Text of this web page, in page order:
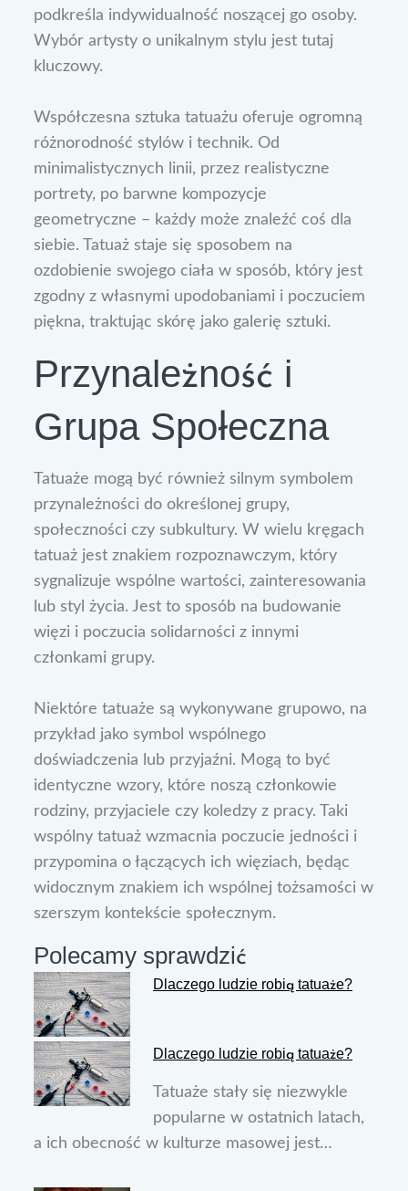
podkreśla indywidualność noszącej go osoby.
Wybór artysty o unikalnym stylu jest tutaj
kluczowy.
Współczesna sztuka tatuażu oferuje ogromną
różnorodność stylów i technik. Od
minimalistycznych linii, przez realistyczne
portrety, po barwne kompozycje
geometryczne – każdy może znaleźć coś dla
siebie. Tatuaż staje się sposobem na
ozdobienie swojego ciała w sposób, który jest
zgodny z własnymi upodobaniami i poczuciem
piękna, traktując skórę jako galerię sztuki.
Przynależność i
Grupa Społeczna
Tatuaże mogą być również silnym symbolem
przynależności do określonej grupy,
społeczności czy subkultury. W wielu kręgach
tatuaż jest znakiem rozpoznawczym, który
sygnalizuje wspólne wartości, zainteresowania
lub styl życia. Jest to sposób na budowanie
więzi i poczucia solidarności z innymi
członkami grupy.
Niektóre tatuaże są wykonywane grupowo, na
przykład jako symbol wspólnego
doświadczenia lub przyjaźni. Mogą to być
identyczne wzory, które noszą członkowie
rodziny, przyjaciele czy koledzy z pracy. Taki
wspólny tatuaż wzmacnia poczucie jedności i
przypomina o łączących ich więziach, będąc
widocznym znakiem ich wspólnej tożsamości w
szerszym kontekście społecznym.
Polecamy sprawdzić
Dlaczego ludzie robią tatuaże?
Dlaczego ludzie robią tatuaże?
Tatuaże stały się niezwykle
popularne w ostatnich latach,
a ich obecność w kulturze masowej jest…